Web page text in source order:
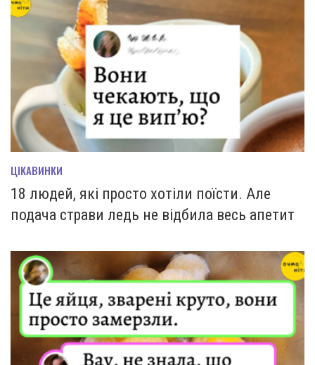
ЦІКАВИНКИ
18 людей, які просто хотіли поїсти. Але
подача страви ледь не відбила весь апетит